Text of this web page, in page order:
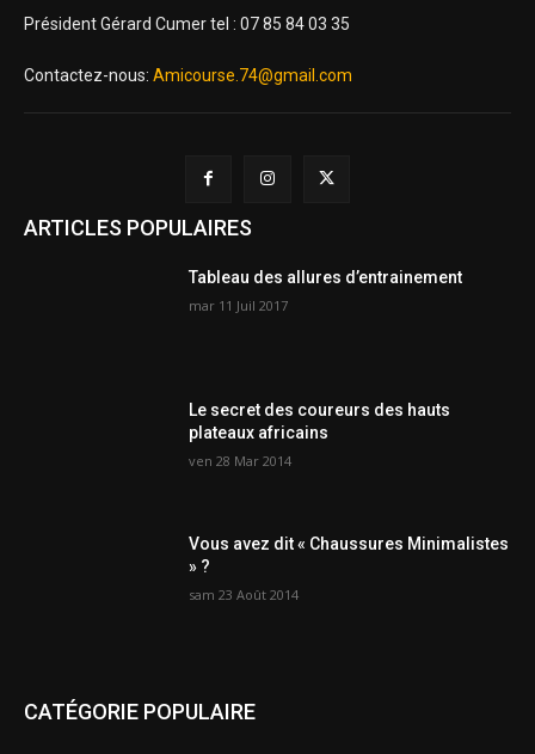
Président Gérard Cumer tel : 07 85 84 03 35
Contactez-nous: Amicourse.74@gmail.com
ARTICLES POPULAIRES
Tableau des allures d’entrainement
mar 11 Juil 2017
Le secret des coureurs des hauts
plateaux africains
ven 28 Mar 2014
Vous avez dit « Chaussures Minimalistes
» ?
sam 23 Août 2014
CATÉGORIE POPULAIRE